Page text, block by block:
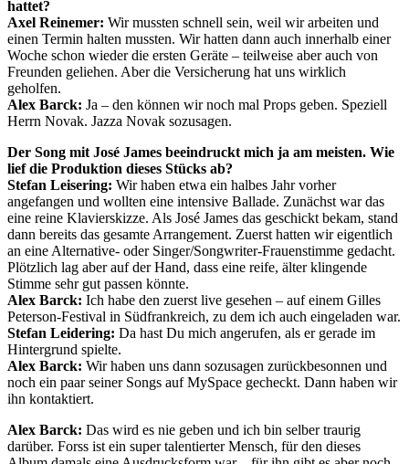
hattet?
Axel Reinemer: Wir mussten schnell sein, weil wir arbeiten und
einen Termin halten mussten. Wir hatten dann auch innerhalb einer
Woche schon wieder die ersten Geräte – teilweise aber auch von
Freunden geliehen. Aber die Versicherung hat uns wirklich
geholfen.
Alex Barck: Ja – den können wir noch mal Props geben. Speziell
Herrn Novak. Jazza Novak sozusagen.
Der Song mit José James beeindruckt mich ja am meisten. Wie
lief die Produktion dieses Stücks ab?
Stefan Leisering: Wir haben etwa ein halbes Jahr vorher
angefangen und wollten eine intensive Ballade. Zunächst war das
eine reine Klavierskizze. Als José James das geschickt bekam, stand
dann bereits das gesamte Arrangement. Zuerst hatten wir eigentlich
an eine Alternative- oder Singer/Songwriter-Frauenstimme gedacht.
Plötzlich lag aber auf der Hand, dass eine reife, älter klingende
Stimme sehr gut passen könnte.
Alex Barck: Ich habe den zuerst live gesehen – auf einem Gilles
Peterson-Festival in Südfrankreich, zu dem ich auch eingeladen war.
Stefan Leidering: Da hast Du mich angerufen, als er gerade im
Hintergrund spielte.
Alex Barck: Wir haben uns dann sozusagen zurückbesonnen und
noch ein paar seiner Songs auf MySpace gecheckt. Dann haben wir
ihn kontaktiert.
Alex Barck: Das wird es nie geben und ich bin selber traurig
darüber. Forss ist ein super talentierter Mensch, für den dieses